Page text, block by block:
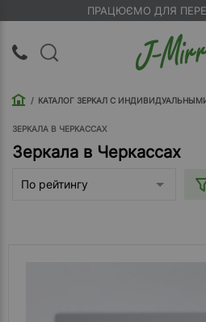
ПРАЦЮЄМО ДЛЯ
КАТАЛОГ ЗЕРКАЛ С
ЗЕРКАЛА В ЧЕРКАССАХ
Зеркала в Черкассах
По рейтингу